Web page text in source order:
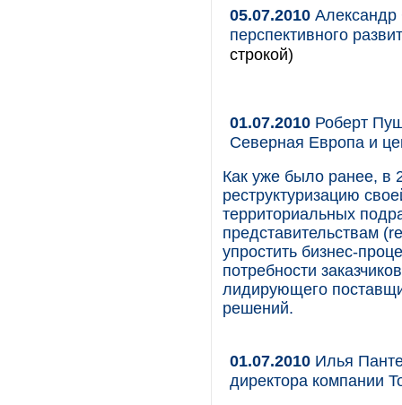
05.07.2010 Александр
перспективного
строкой)
01.07.2010 Роберт
Северная Европа и
Как уже было ранее, в
реструктуризацию
территориальных
представительствам
упростить бизнес-
потребности
лидирующего
решений.
01.07.2010 Илья
директора компании